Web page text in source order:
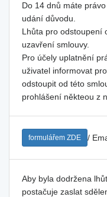
Do 14 dnů máte
udání důvodu.
Lhůta pro odstoupení
uzavření smlouvy.
Pro účely uplatnění
uživatel informovat
odstoupit od této
prohlášení někteou z
formulářem ZDE /
Aby byla dodržena
postačuje zaslat